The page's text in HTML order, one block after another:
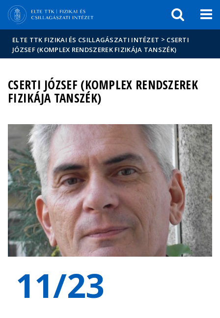
Események
sajtóban
ELTE TTK FIZIKAI ÉS CSILLAGÁSZATI INTÉZET > CSERTI
JÓZSEF (KOMPLEX RENDSZEREK FIZIKÁJA TANSZÉK)
CSERTI JÓZSEF (KOMPLEX RENDSZEREK
FIZIKÁJA TANSZÉK)
11/23